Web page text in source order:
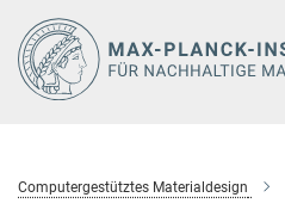
Hauptinhalt
Computergestütztes Materialdesign